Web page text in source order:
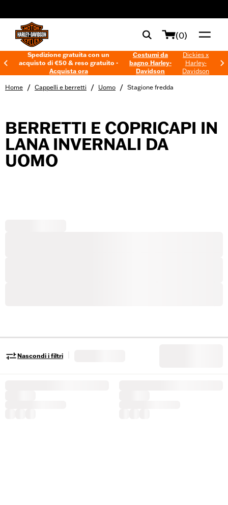
(0)
Spedizione gratuita con un
acquisto di €50 & reso gratuito -
Acquista ora
Costumi da
bagno Harley-
Davidson
Dickies x
Harley-
Davidson
Home / Cappelli e berretti / Uomo / Stagione fredda
BERRETTI E COPRICAPI IN
LANA INVERNALI DA
UOMO
Nascondi i filtri